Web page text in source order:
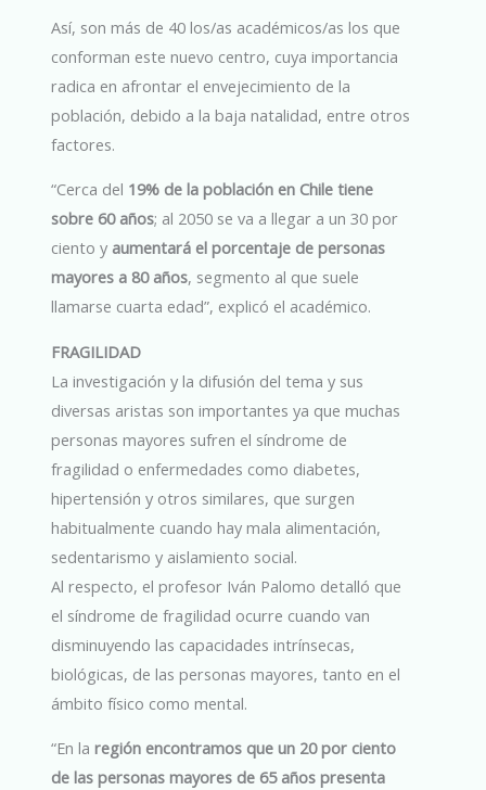
Así, son más de 40 los/as académicos/as los que
conforman este nuevo centro, cuya importancia
radica en afrontar el envejecimiento de la
población, debido a la baja natalidad, entre otros
factores.
“Cerca del 19% de la población en Chile tiene
sobre 60 años; al 2050 se va a llegar a un 30 por
ciento y aumentará el porcentaje de personas
mayores a 80 años, segmento al que suele
llamarse cuarta edad”, explicó el académico.
FRAGILIDAD
La investigación y la difusión del tema y sus
diversas aristas son importantes ya que muchas
personas mayores sufren el síndrome de
fragilidad o enfermedades como diabetes,
hipertensión y otros similares, que surgen
habitualmente cuando hay mala alimentación,
sedentarismo y aislamiento social.
Al respecto, el profesor Iván Palomo detalló que
el síndrome de fragilidad ocurre cuando van
disminuyendo las capacidades intrínsecas,
biológicas, de las personas mayores, tanto en el
ámbito físico como mental.
“En laregión encontramos que un 20 por ciento
de las personas mayores de 65 años presenta